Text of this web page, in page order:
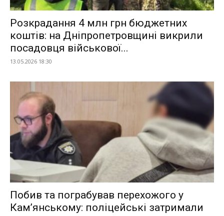
Розкрадання 4 млн грн бюджетних
коштів: на Дніпропетровщині викрили
посадовця військової...
13.05.2026 18:30
Побив та пограбував перехожого у
Кам’янському: поліцейські затримали